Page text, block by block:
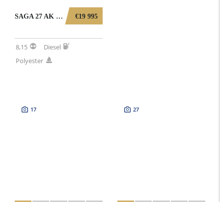
€19 995
SAGA 27 AK (NOORSE SPITSGATTER) 0082026
8,15
Diesel
Polyester
17 27